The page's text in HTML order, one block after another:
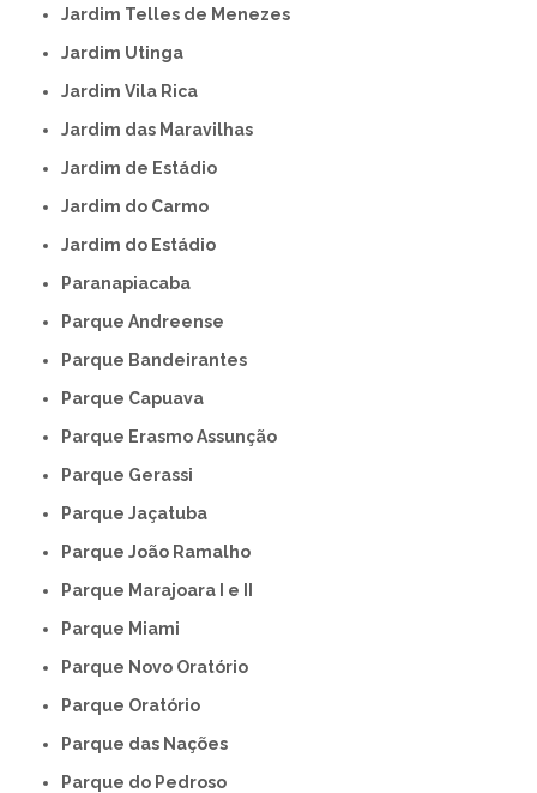
Jardim Telles de Menezes
Jardim Utinga
Jardim Vila Rica
Jardim das Maravilhas
Jardim de Estádio
Jardim do Carmo
Jardim do Estádio
Paranapiacaba
Parque Andreense
Parque Bandeirantes
Parque Capuava
Parque Erasmo Assunção
Parque Gerassi
Parque Jaçatuba
Parque João Ramalho
Parque Marajoara I e II
Parque Miami
Parque Novo Oratório
Parque Oratório
Parque das Nações
Parque do Pedroso